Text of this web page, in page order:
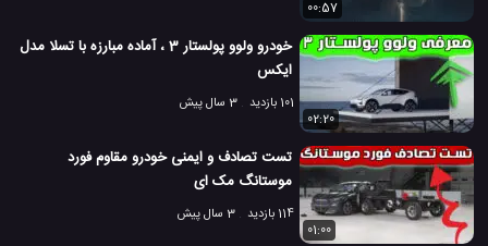
00:57
خودرو ولوو پولستار 3 ، آماده مبارزه با تسلا مدل
ایکس
101 بازدید
3 سال پیش
02:20
تست تصادف و ایمنی خودرو مقاوم فورد
موستانگ مک ای
114 بازدید
3 سال پیش
01:00